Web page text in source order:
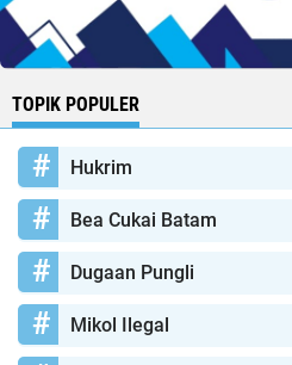
TOPIK POPULER
Hukrim
Bea Cukai Batam
Dugaan Pungli
Mikol Ilegal